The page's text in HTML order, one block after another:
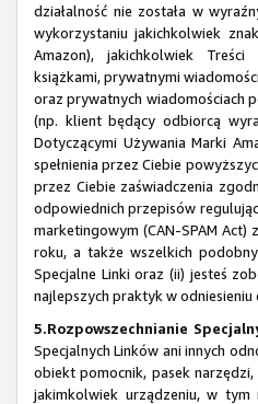
działalność nie została w
wykorzystaniu jakichkolwiek
Amazon), jakichkolwiek
książkami, prywatnymi
oraz prywatnych wiadomościach
(np. klient będący odbiorcą
Dotyczącymi Używania Marki
spełnienia przez Ciebie
przez Ciebie zaświadczenia
odpowiednich przepisów
marketingowym (CAN-SPAM
roku, a także wszelkich
Specjalne Linki oraz (ii) jesteś
najlepszych praktyk w
5.Rozpowszechnianie
Specjalnych Linków ani innych
obiekt pomocnik, pasek
jakimkolwiek urządzeniu, w tym